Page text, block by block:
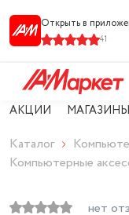
Открыть в
41
АКЦИИ МАГАЗИНЫ
Каталог
Компьютерные
нет